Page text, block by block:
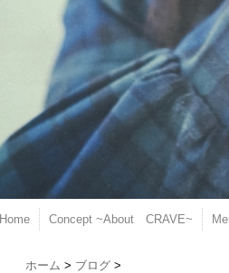
Home Concept ~About CRAVE~
ホーム > ブログ >